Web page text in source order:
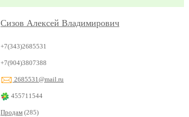
Сизов Алексей Владимирович
+7(343)2685531
+7(904)3807388
2685531@mail.ru
455711544
Продам (285)